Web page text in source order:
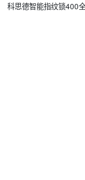
科思德智能指纹锁400